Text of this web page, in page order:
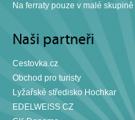
Na ferraty pouze v malé skupině
Naši partneři
Cestovka.cz
Obchod pro turisty
Lyžařské středisko Hochkar
EDELWEISS CZ